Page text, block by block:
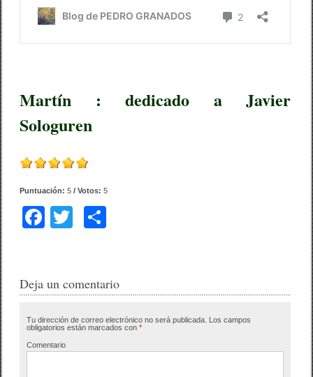
Martín : dedicado a Javier
Sologuren
Puntuación:5 / Votos:5
F
e
o
o
er p
tir
Deja un comentario
Tu dirección de correo electrónico no será publicada. Los campos
obligatorios están marcados con*
Comentario